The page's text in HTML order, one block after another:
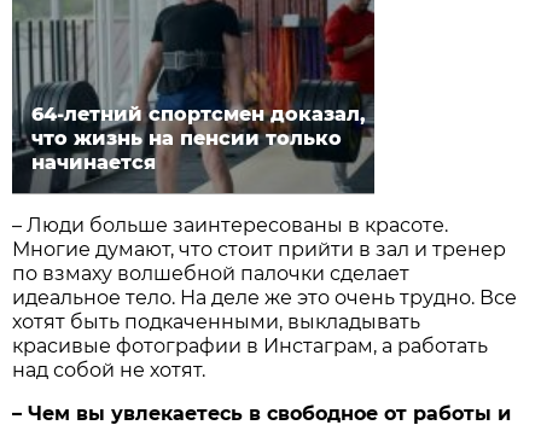
64-летний спортсмен доказал,
что жизнь на пенсии только
начинается
– Люди больше заинтересованы в красоте.
Многие думают, что стоит прийти в зал и тренер
по взмаху волшебной палочки сделает
идеальное тело. На деле же это очень трудно. Все
хотят быть подкаченными, выкладывать
красивые фотографии в Инстаграм, а работать
над собой не хотят.
– Чем вы увлекаетесь в свободное от работы и